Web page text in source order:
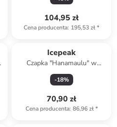
104,95 zł
Cena producenta: 195,53 zł*
Icepeak
Czapka "Hanamaulu" w
kolorze ciemnozielonym
-18%
70,90 zł
Cena producenta: 86,96 zł*